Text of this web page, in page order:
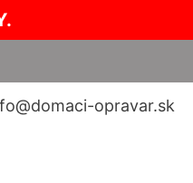
opravar.sk